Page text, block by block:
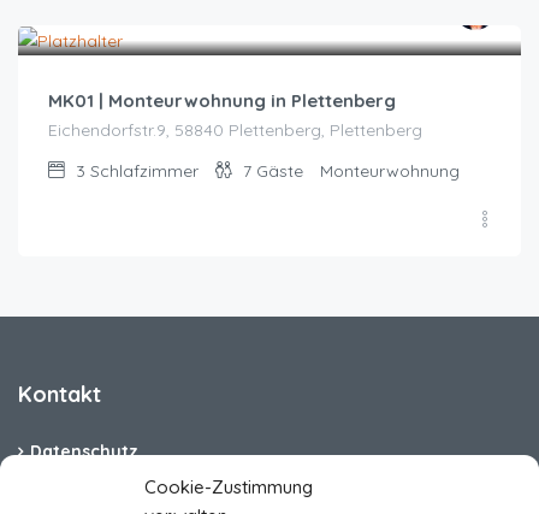
Cookie-Zustimmung
MK01 | Monteurwohnung in Plettenberg
Eichendorfstr.9, 58840 Plettenberg, Plettenberg
3 Schlafzimmer 7 Gäste Monteurwohnung
Kontakt
Datenschutz
Cookie-Richtlinie (EU)